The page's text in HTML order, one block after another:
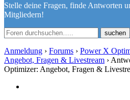
Stelle deine Fragen, finde Antworten
Mitgliedern!
Anmeldung › Forums › Power X
Angebot, Fragen & Livestream ›
Optimizer: Angebot, Fragen &